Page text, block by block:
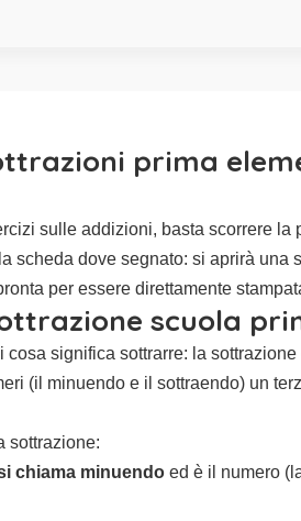
prima
sulle addizioni, basta scorrere la
scheda dove segnato: si aprirà una
per essere direttamente
scuola
significa sottrarre: la sottrazione
(il minuendo e il sottraendo) un
sottrazione:
chiama minuendo ed è il numero